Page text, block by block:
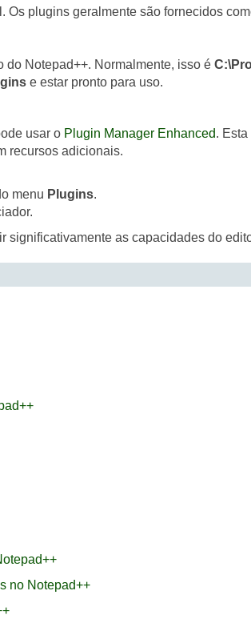
plugins geralmente são fornecidos
do Notepad++. Normalmente, isso é
e estar pronto para uso.
usar o Plugin Manager Enhanced.
recursos adicionais.
menu Plugins.
significativamente as capacidades do
no Notepad++